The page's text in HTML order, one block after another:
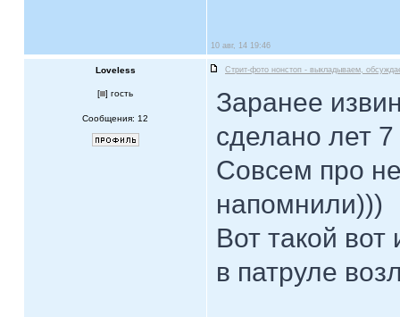
10 авг, 14 19:46
Loveless Стрит-фото нонстоп - выкладываем,
[ ] гость
Сообщения: 12
Заранее
сделано лет
Совсем про
напомнили)))
Вот такой
в патруле